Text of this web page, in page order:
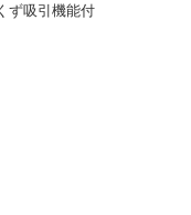
ず吸引機能付